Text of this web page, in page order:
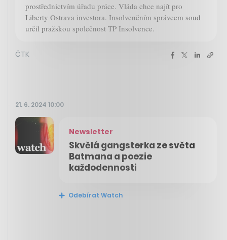
prostřednictvím úřadu práce. Vláda chce najít pro
Liberty Ostrava investora. Insolvenčním správcem soud
určil pražskou společnost TP Insolvence.
ČTK
21. 6. 2024 10:00
Newsletter
Skvělá gangsterka ze světa
Batmana a poezie
každodennosti
Odebírat Watch